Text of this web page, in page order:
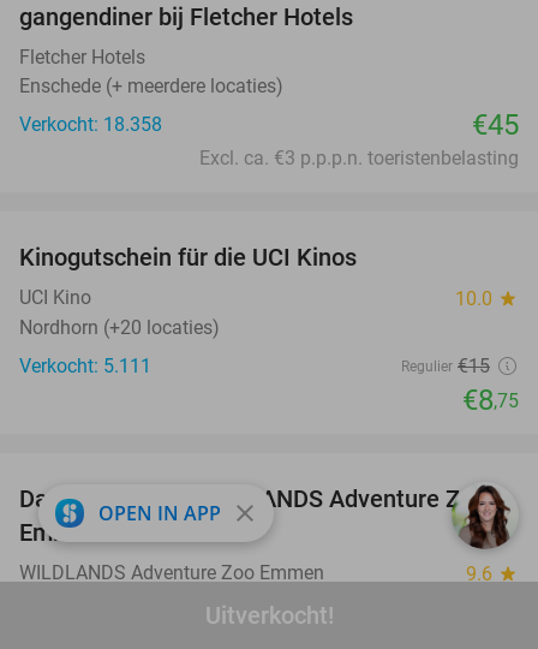
Uitverkocht!
gangendiner bij Fletcher Hotels
Fletcher Hotels
Enschede (+ meerdere locaties)
Verkocht: 18.358
€45
Excl. ca. €3 p.p.p.n. toeristenbelasting
Kinogutschein für die UCI Kinos
UCI Kino 10.0 star
Nordhorn (+20 locaties)
Verkocht: 5.111
Regulier €15
€8,75
24%
Dagentree voor WILDLANDS Adventure Zoo
Emmen
WILDLANDS Adventure Zoo Emmen 9.6 star
OPEN IN APP close